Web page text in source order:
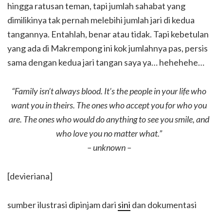
hingga ratusan teman, tapi jumlah sahabat yang
dimilikinya tak pernah melebihi jumlah jari di kedua
tangannya. Entahlah, benar atau tidak. Tapi kebetulan
yang ada di Makrempong ini kok jumlahnya pas, persis
sama dengan kedua jari tangan saya ya… hehehehe…
“Family isn’t always blood. It’s the people in your life who
want you in theirs. The ones who accept you for who you
are. The ones who would do anything to see you smile, and
who love you no matter what.”
– unknown –
[devieriana]
sumber ilustrasi dipinjam dari sini dan dokumentasi